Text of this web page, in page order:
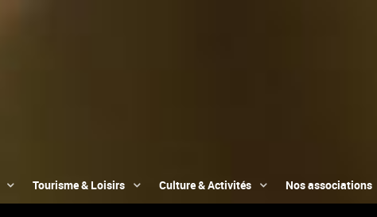
Tourisme & Loisirs Culture & Activités Nos associations